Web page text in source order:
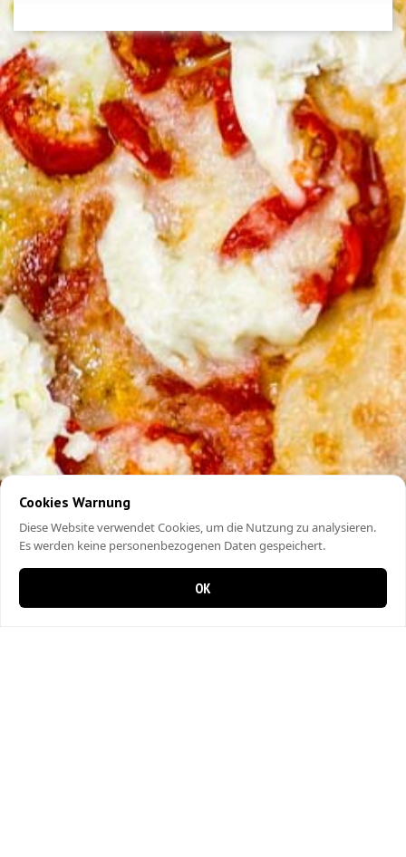
Cookies Warnung
Diese Website verwendet Cookies, um die Nutzung zu analysieren.
Es werden keine personenbezogenen Daten gespeichert.
OK